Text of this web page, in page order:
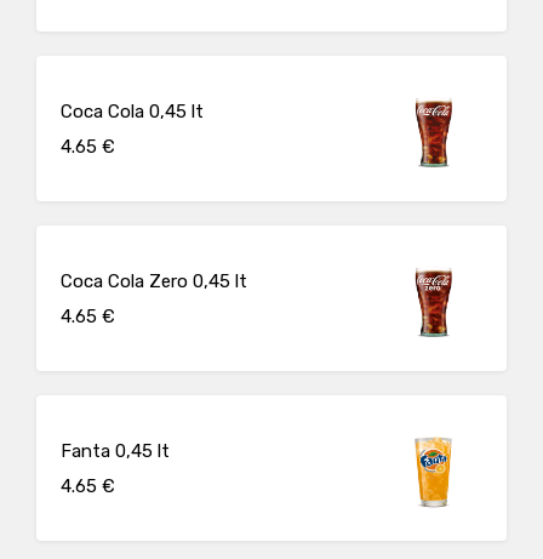
Coca Cola 0,45 lt
4.65 €
Coca Cola Zero 0,45 lt
4.65 €
Fanta 0,45 lt
4.65 €